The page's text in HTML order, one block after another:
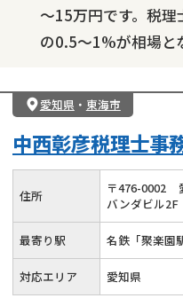
～15万円です。税
の0.5～1%が相場と
愛知県 ・ 東海市
中西彰彦税理士事
住所 〒476-0002
バンダビル2F
最寄り駅 名鉄「聚楽園
対応エリア 愛知県